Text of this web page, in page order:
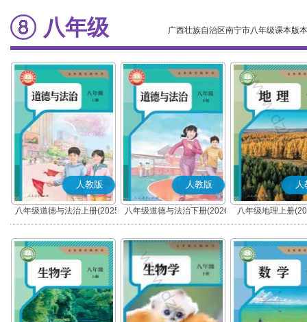
八年级 广西壮族自治区南宁市八年级课本版本
人教版
八年级道德与法治上册(2025
秋版)(部编版)
人教版
八年级道德与法治下册(2026
春版)(部编版)
人
八年级地理上册